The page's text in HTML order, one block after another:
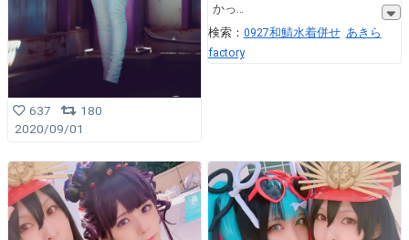
637
180
2020/09/01
かっ
検索： 0927和鯖水着併せ あきら
factory